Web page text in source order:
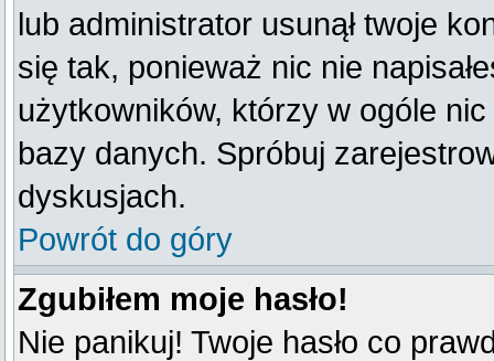
lub administrator usunął twoje
się tak, ponieważ nic nie
użytkowników, którzy w ogóle
bazy danych. Spróbuj
dyskusjach.
Powrót do góry
Zgubiłem moje hasło!
Nie panikuj! Twoje hasło co